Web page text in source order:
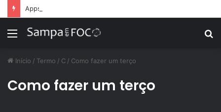
Menu
Início / Termo / C / Como fazer um terço
Como fazer um terço